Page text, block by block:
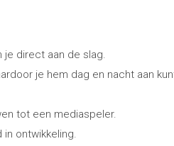
je direct aan de slag.
je hem dag en nacht aan
tot een mediaspeler.
ontwikkeling.